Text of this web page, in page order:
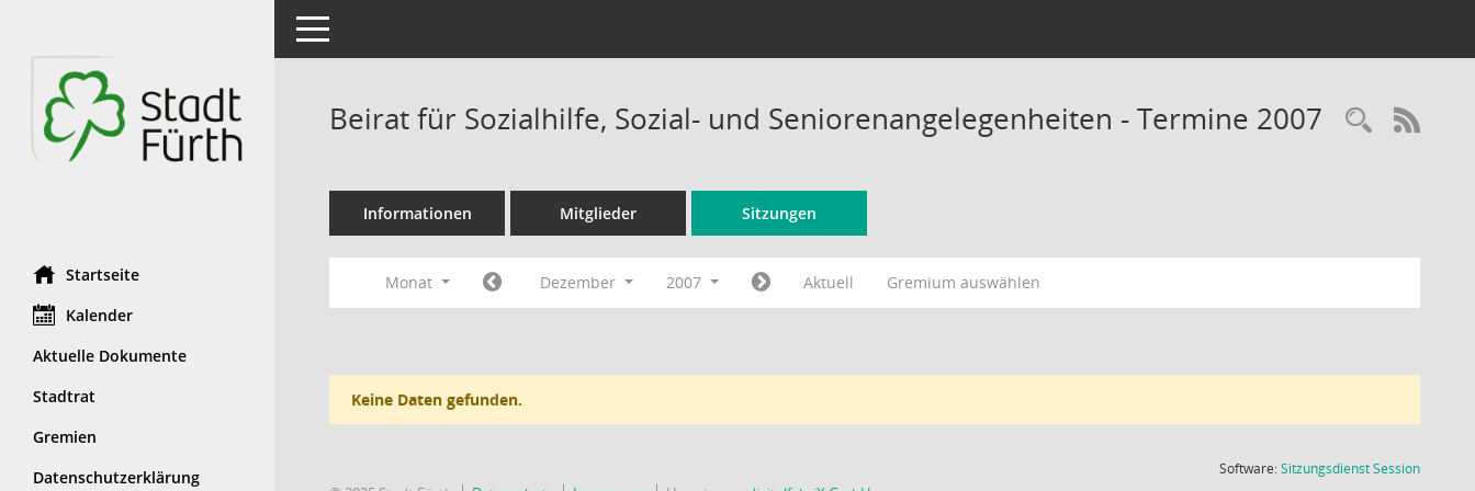
Startseite
Kalender
Aktuelle Dokumente
Stadtrat
Gremien
Datenschutzerklärung
Toggle navigation
Beirat für Sozialhilfe, Sozial- und Seniorenangelegenheiten - Termine 2007
Informationen Mitglieder Sitzungen
Monat Dezember 2007 Aktuell Gremium auswählen
Keine Daten gefunden.
Software:SitzungsdienstSession(Wird in